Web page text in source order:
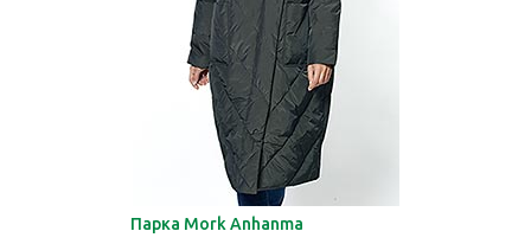
Парка Mork Anhanma